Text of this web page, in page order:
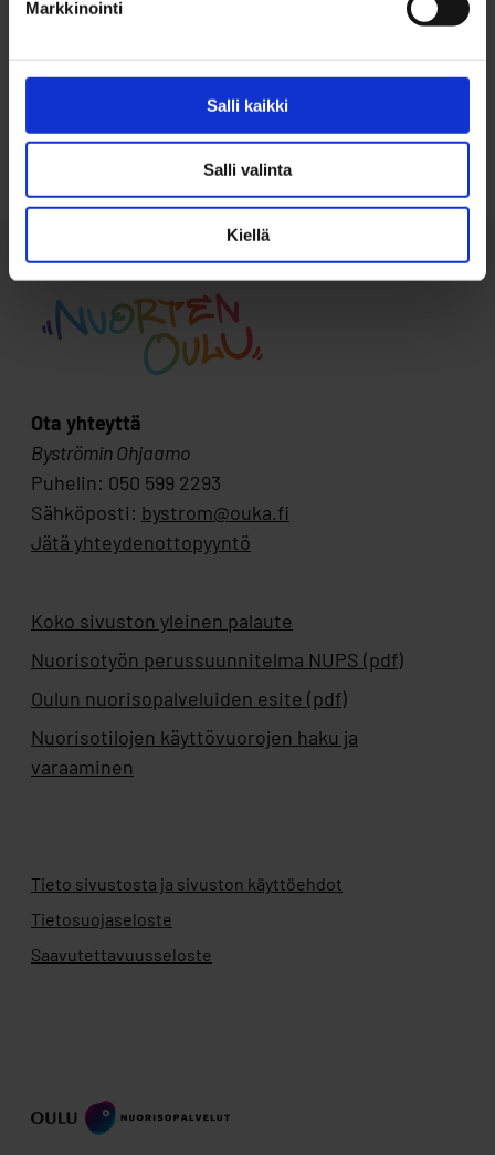
Markkinointi
Salli kaikki
Salli valinta
Kiellä
Ota yhteyttä
Byströmin Ohjaamo
Puhelin: 050 599 2293
Sähköposti: bystrom@ouka.fi
Jätä yhteydenottopyyntö
Koko sivuston yleinen palaute
Nuorisotyön perussuunnitelma NUPS (pdf)
Oulun nuorisopalveluiden esite (pdf)
Nuorisotilojen käyttövuorojen haku ja
varaaminen
Tieto sivustosta ja sivuston käyttöehdot
Tietosuojaseloste
Saavutettavuusseloste